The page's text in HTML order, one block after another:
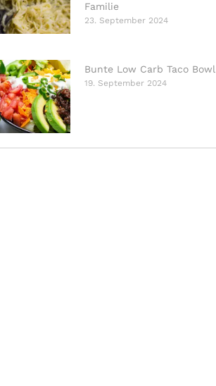
Familie
23. September 2024
Bunte Low Carb Taco Bowl
19. September 2024